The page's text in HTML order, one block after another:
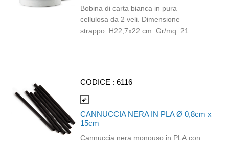
Bobina di carta bianca in pura
cellulosa da 2 veli. Dimensione
strappo: H22,7x22 cm. Gr/mq: 21
CODICE : 6116
compare_arrows
CANNUCCIA NERA IN PLA Ø 0,8cm x
15cm
Cannuccia nera monouso in PLA con